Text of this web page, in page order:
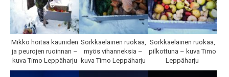
Mikko hoitaa kauriiden
ja peurojen ruoinnan –
kuva Timo Leppäharju
Sorkkaeläinen ruokaa,
myös vihanneksia –
kuva Timo Leppäharju
Sorkkaeläinen ruokaa,
pilkottuna – kuva Timo
Leppäharju